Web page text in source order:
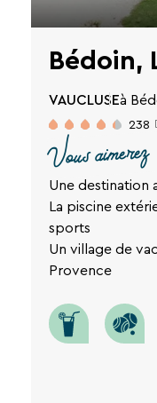
Une
Bédoin,
VAUCLUSEà
238
Vous aimerez
Une destination
La piscine
sports
Un village de
Provence